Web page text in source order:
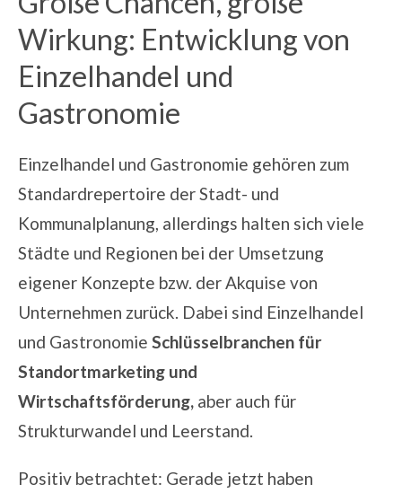
Wirkung: Entwicklung von
Einzelhandel und
Gastronomie
Einzelhandel und Gastronomie gehören zum
Standardrepertoire der Stadt- und
Kommunalplanung, allerdings halten sich viele
Städte und Regionen bei der Umsetzung
eigener Konzepte bzw. der Akquise von
Unternehmen zurück. Dabei sind Einzelhandel
und Gastronomie Schlüsselbranchen für
Standortmarketing und
Wirtschaftsförderung, aber auch für
Strukturwandel und Leerstand.
Positiv betrachtet: Gerade jetzt haben